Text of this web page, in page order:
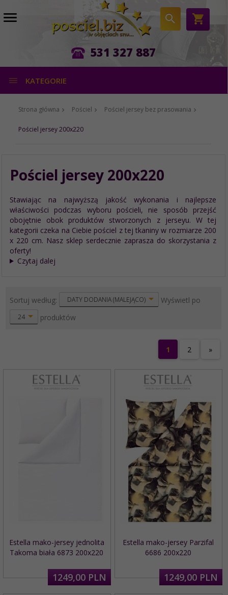
531 327 887
KATEGORIE
Strona główna Pościel Pościel jersey bez prasowania
Pościel jersey 200x220
Pościel jersey 200x220
Stawiając na najwyższą jakość wykonania i najlepsze
właściwości podczas wyboru pościeli, nie sposób przejść
obojętnie obok produktów stworzonych z jerseyu. W tej
kategorii czeka na Ciebie pościel z tej tkaniny w rozmiarze 200
x 220 cm. Nasz sklep serdecznie zaprasza do skorzystania z
oferty!
Czytaj dalej
Sortuj według: sortDATY DODANIA (MALEJĄCO) Wyświetl po
24 produktów
1 2 »
Estella mako-jersey jednolita
Takoma biała 6873 200x220
1249,00 PLN
Estella mako-jersey Parzifal
6686 200x220
1249,00 PLN